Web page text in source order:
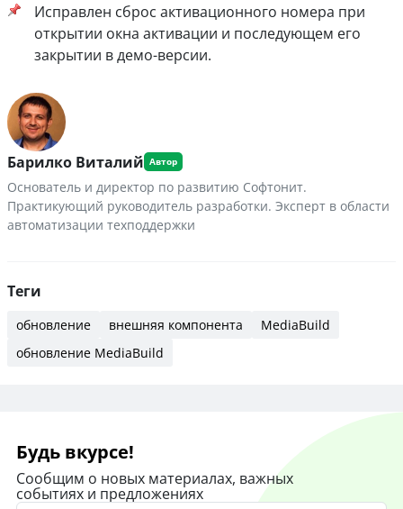
Исправлен сброс активационного номера при
открытии окна активации и последующем его
закрытии в демо-версии.
Барилко Виталий
Основатель и директор по развитию Софтонит.
Практикующий руководитель разработки. Эксперт в области
автоматизации техподдержки
Теги
обновление внешняя компонента
MediaBuild
обновление MediaBuild
Будь вкурсе!
Сообщим о новых материалах, важных
событиях и предложениях